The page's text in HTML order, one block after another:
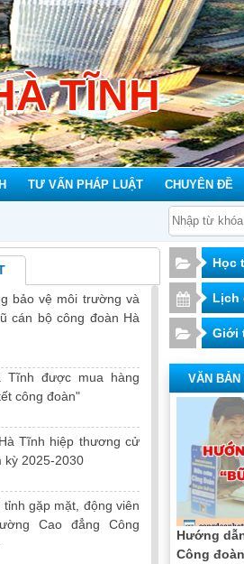
TĨNH
TƯ VẤN PHÁP LUẬT CHUYÊN ĐỀ
bảo vệ môi trường và ATVSLĐ cho
bảo vệ môi trường và
cán bộ công đoàn Hà
Tĩnh được mua hàng
công đoàn"
Tĩnh hiệp thương cử
kỳ 2025-2030
gặp mặt, động viên
Cao đẳng Công
Học
Lịch
Giới
VĂN BẢN
Hướng
Công